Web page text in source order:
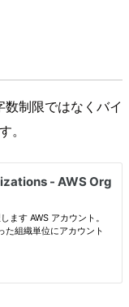
制限ではなくバイ
。